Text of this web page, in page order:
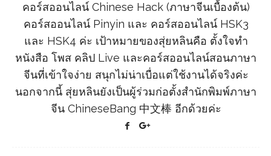
คอร์สออนไลน์ Chinese Hack (ภาษาจีนเบื้องต้น)
คอร์สออนไลน์ Pinyin และ คอร์สออนไลน์ HSK3
และ HSK4 ค่ะ เป้าหมายของสุ่ยหลินคือ ตั้งใจทำ
หนังสือ โพส คลิป Live และคอร์สออนไลน์สอนภาษา
จีนที่เข้าใจง่าย สนุกไม่น่าเบื่อแต่ใช้งานได้จริงค่ะ
นอกจากนี้ สุ่ยหลินยังเป็นผู้ร่วมก่อตั้งสำนักพิมพ์ภาษา
จีน ChineseBang 中文棒 อีกด้วยค่ะ